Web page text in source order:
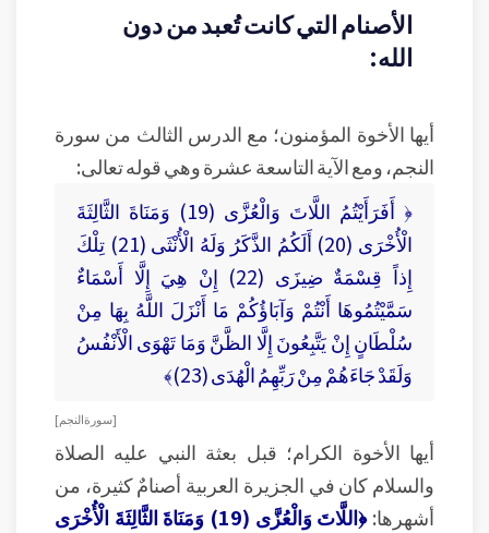
الأصنام التي كانت تُعبد من دون
الله:
أيها الأخوة المؤمنون؛ مع الدرس الثالث من سورة
النجم، ومع الآية التاسعة عشرة وهي قوله تعالى:
﴿ أَفَرَأَيْتُمُ اللَّاتَ وَالْعُزَّى (19) وَمَنَاةَ الثَّالِثَةَ
الْأُخْرَى (20) أَلَكُمُ الذَّكَرُ وَلَهُ الْأُنْثَى (21) تِلْكَ
إِذاً قِسْمَةٌ ضِيزَى (22) إِنْ هِيَ إِلَّا أَسْمَاءٌ
سَمَّيْتُمُوهَا أَنْتُمْ وَآبَاؤُكُمْ مَا أَنْزَلَ اللَّهُ بِهَا مِنْ
سُلْطَانٍ إِنْ يَتَّبِعُونَ إِلَّا الظَّنَّ وَمَا تَهْوَى الْأَنْفُسُ
وَلَقَدْ جَاءَهُمْ مِنْ رَبِّهِمُ الْهُدَى (23)﴾
[ سورة النجم ]
أيها الأخوة الكرام؛ قبل بعثة النبي عليه الصلاة
والسلام كان في الجزيرة العربية أصنامٌ كثيرة، من
أشهرها:
﴿اللَّاتَ وَالْعُزَّى (19) وَمَنَاةَ الثَّالِثَةَ الْأُخْرَى